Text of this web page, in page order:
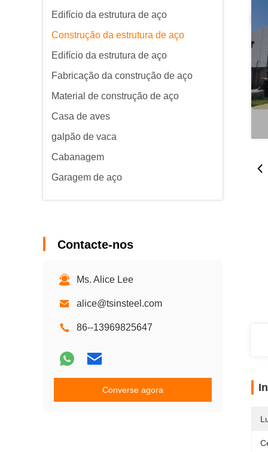
Edifício da estrutura de aço
Construção da estrutura de aço
Edifício da estrutura de aço
Fabricação da construção de aço
Material de construção de aço
Casa de aves
galpão de vaca
Cabanagem
Garagem de aço
Contacte-nos
Ms. Alice Lee
alice@tsinsteel.com
86--13969825647
Converse agora